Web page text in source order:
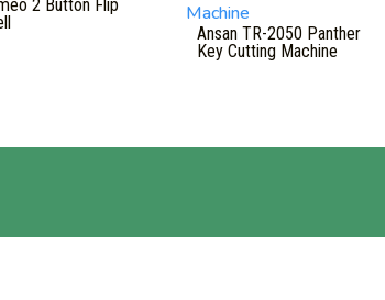
2 Button Flip
Ansan TR-2050 Panther
Key Cutting Machine